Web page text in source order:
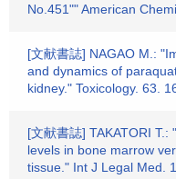
No.451"" American
[文献書誌] NAGAO M.:
and dynamics of
kidney." Toxicology. 63.
[文献書誌] TAKATORI
levels in bone marrow
tissue." Int J Legal Med.